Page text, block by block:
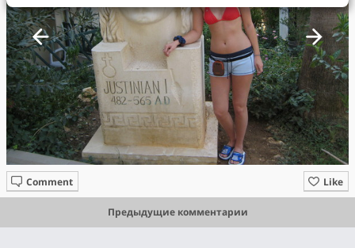
Like
Comment
Предыдущие комментарии